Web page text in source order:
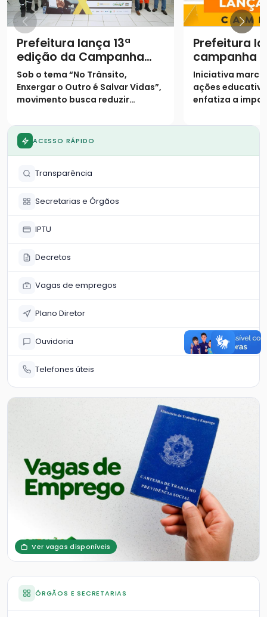
Prefeitura lança 13ª
edição da Campanha
Maio Amarelo com foco
na empatia no trânsito
Sob o tema “No Trânsito,
Enxergar o Outro é Salvar Vidas”,
movimento busca reduzir
população sobre o crescimento
da frota local
Prefeitura
campanha
Amarelo"
Iniciativa marca
ações
enfatiza a
ACESSO RÁPIDO
Transparência
Secretarias e Órgãos
IPTU
Decretos
Vagas de empregos
Plano Diretor
Ouvidoria
Telefones úteis
Ver vagas disponíveis
ÓRGÃOS E SECRETARIAS